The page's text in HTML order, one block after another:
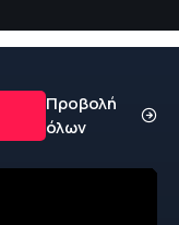
Προβολή
όλων